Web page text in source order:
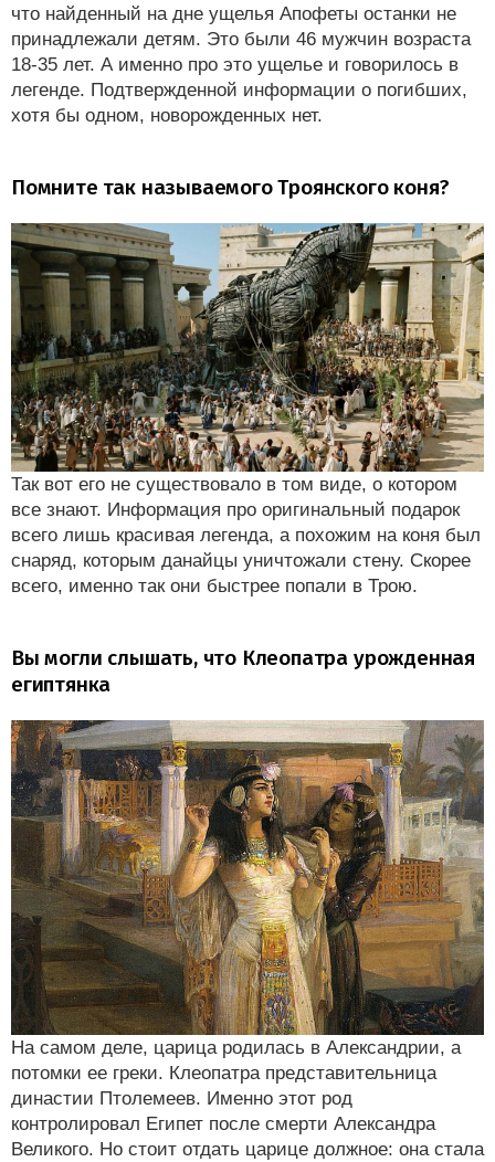
что найденный на дне ущелья Апофеты останки не
принадлежали детям. Это были 46 мужчин возраста
18-35 лет. А именно про это ущелье и говорилось в
легенде. Подтвержденной информации о погибших,
хотя бы одном, новорожденных нет.
Помните так называемого Троянского коня?
Так вот его не существовало в том виде, о котором
все знают. Информация про оригинальный подарок
всего лишь красивая легенда, а похожим на коня был
снаряд, которым данайцы уничтожали стену. Скорее
всего, именно так они быстрее попали в Трою.
Вы могли слышать, что Клеопатра урожденная
египтянка
На самом деле, царица родилась в Александрии, а
потомки ее греки. Клеопатра представительница
династии Птолемеев. Именно этот род
контролировал Египет после смерти Александра
Великого. Но стоит отдать царице должное: она стала